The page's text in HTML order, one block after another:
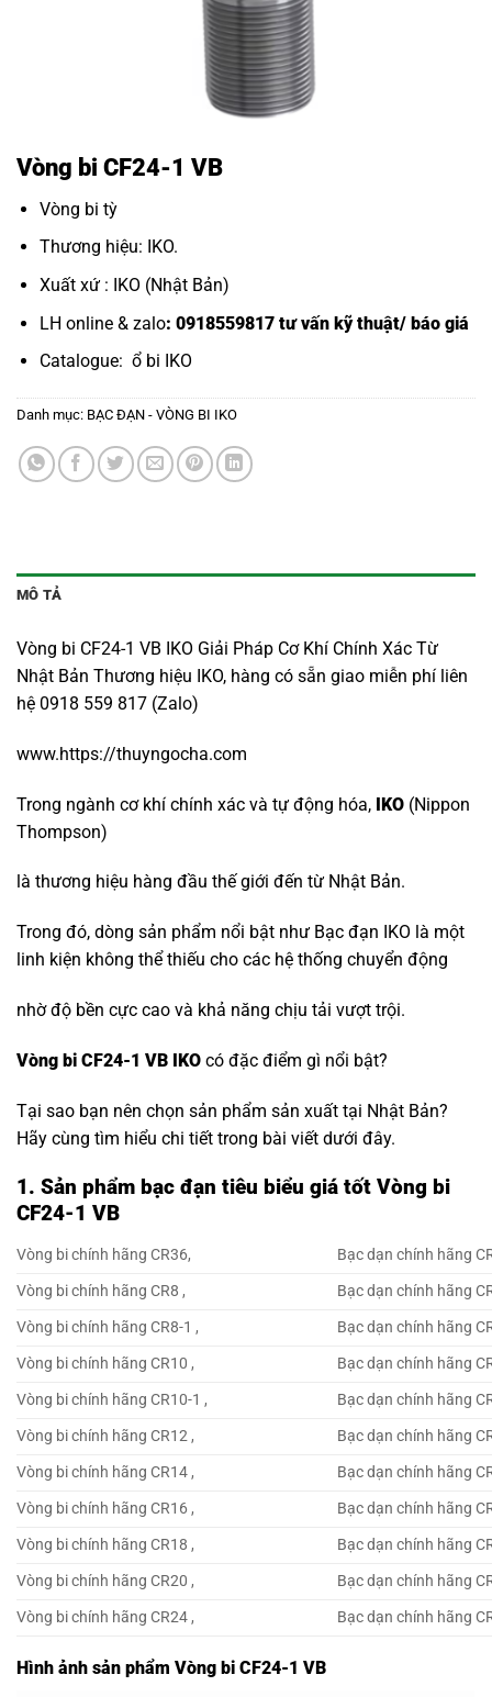
Vòng bi CF24-1 VB
Vòng bi tỳ
Thương hiệu: IKO.
Xuất xứ : IKO (Nhật Bản)
LH online & zalo: 0918559817 tư vấn kỹ thuật/ báo giá
Catalogue: ổ bi IKO
Danh mục: BẠC ĐẠN - VÒNG BI IKO
MÔ TẢ
Vòng bi CF24-1 VB IKO Giải Pháp Cơ Khí Chính Xác Từ
Nhật Bản Thương hiệu IKO, hàng có sẵn giao miễn phí liên
hệ 0918 559 817 (Zalo)
www.https://thuyngocha.com
Trong ngành cơ khí chính xác và tự động hóa, IKO (Nippon
Thompson)
là thương hiệu hàng đầu thế giới đến từ Nhật Bản.
Trong đó, dòng sản phẩm nổi bật như Bạc đạn IKO là một
linh kiện không thể thiếu cho các hệ thống chuyển động
nhờ độ bền cực cao và khả năng chịu tải vượt trội.
Vòng bi CF24-1 VB IKO có đặc điểm gì nổi bật?
Tại sao bạn nên chọn sản phẩm sản xuất tại Nhật Bản?
Hãy cùng tìm hiểu chi tiết trong bài viết dưới đây.
1. Sản phẩm bạc đạn tiêu biểu giá tốt Vòng bi
CF24-1 VB
Vòng bi chính hãng CR36,
Bạc dạn chính hãng
Vòng bi chính hãng CR8 ,
Bạc dạn chính hãng
Vòng bi chính hãng CR8-1 ,
Bạc dạn chính hãng
Vòng bi chính hãng CR10 ,
Bạc dạn chính hãng
Vòng bi chính hãng CR10-1 ,
Bạc dạn chính hãng
Vòng bi chính hãng CR12 ,
Bạc dạn chính hãng
Vòng bi chính hãng CR14 ,
Bạc dạn chính hãng
Vòng bi chính hãng CR16 ,
Bạc dạn chính hãng
Vòng bi chính hãng CR18 ,
Bạc dạn chính hãng
Vòng bi chính hãng CR20 ,
Bạc dạn chính hãng
Vòng bi chính hãng CR24 ,
Bạc dạn chính hãng
Hình ảnh sản phẩm Vòng bi CF24-1 VB